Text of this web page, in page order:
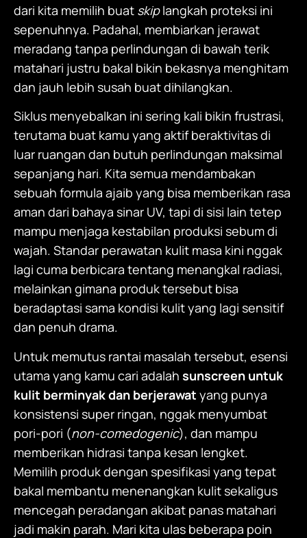
dari kita memilih buat skiplangkah proteksi ini
sepenuhnya. Padahal, membiarkan jerawat
meradang tanpa perlindungan di bawah terik
matahari justru bakal bikin bekasnya menghitam
dan jauh lebih susah buat dihilangkan.
Siklus menyebalkan ini sering kali bikin frustrasi,
terutama buat kamu yang aktif beraktivitas di
luar ruangan dan butuh perlindungan maksimal
sepanjang hari. Kita semua mendambakan
sebuah formula ajaib yang bisa memberikan rasa
aman dari bahaya sinar UV, tapi di sisi lain tetep
mampu menjaga kestabilan produksi sebum di
wajah. Standar perawatan kulit masa kini nggak
lagi cuma berbicara tentang menangkal radiasi,
melainkan gimana produk tersebut bisa
beradaptasi sama kondisi kulit yang lagi sensitif
dan penuh drama.
Untuk memutus rantai masalah tersebut, esensi
utama yang kamu cari adalah sunscreen untuk
kulit berminyak dan berjerawat yang punya
konsistensi super ringan, nggak menyumbat
pori-pori (non-comedogenic), dan mampu
memberikan hidrasi tanpa kesan lengket.
Memilih produk dengan spesifikasi yang tepat
bakal membantu menenangkan kulit sekaligus
mencegah peradangan akibat panas matahari
jadi makin parah. Mari kita ulas beberapa poin